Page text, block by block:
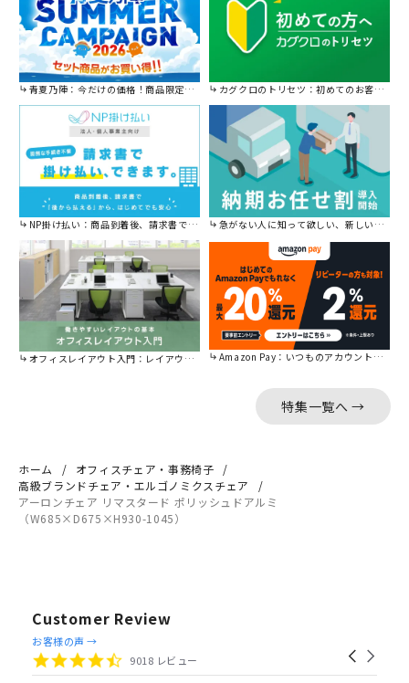
青夏乃陣：今だけの価格！商品限定セール開催中です。 カグクロのトリセツ：初めてのお客様はこちら。
NP掛け払い：商品到着後、請求書で後から払えます。 急がない人に知って欲しい、新しい割引を始めました。
オフィスレイアウト入門：レイアウトの基本をご紹介。 Amazon Pay：いつものアカウントで簡単に決済可能。
特集一覧へ →
ホーム
オフィスチェア・事務椅子
高級ブランドチェア・エルゴノミクスチェア
アーロンチェア リマスタード ポリッシュドアルミ
（W685×D675×H930-1045）
Customer Review
Reviews
carousel
Carousel
arrows
4.4
star
9018 レビュー
お客様の声 →